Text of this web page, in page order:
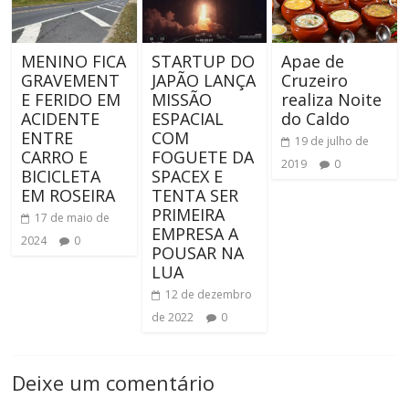
MENINO FICA
GRAVEMENT
E FERIDO EM
ACIDENTE
ENTRE
CARRO E
BICICLETA
EM ROSEIRA
17 de maio de
2024
0
STARTUP DO
JAPÃO LANÇA
MISSÃO
ESPACIAL
COM
FOGUETE DA
SPACEX E
TENTA SER
PRIMEIRA
EMPRESA A
POUSAR NA
LUA
12 de dezembro
de 2022
0
Apae de
Cruzeiro
realiza Noite
do Caldo
19 de julho de
2019
0
Deixe um comentário